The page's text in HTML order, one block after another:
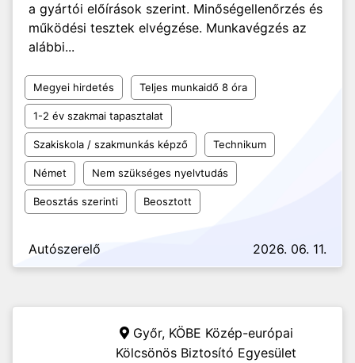
a gyártói előírások szerint. Minőségellenőrzés és
működési tesztek elvégzése. Munkavégzés az
alábbi...
Megyei hirdetés Teljes munkaidő 8 óra
1-2 év szakmai tapasztalat
Szakiskola / szakmunkás képző Technikum
Német Nem szükséges nyelvtudás
Beosztás szerinti Beosztott
Autószerelő 2026. 06. 11.
Győr, KÖBE Közép-európai
Kölcsönös Biztosító Egyesület